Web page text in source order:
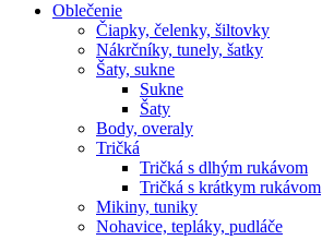
Oblečenie
Čiapky, čelenky, šiltovky
Nákrčníky, tunely, šatky
Šaty, sukne
Sukne
Šaty
Body, overaly
Tričká
Tričká s dlhým rukávom
Tričká s krátkym rukávom
Mikiny, tuniky
Nohavice, tepláky, pudláče